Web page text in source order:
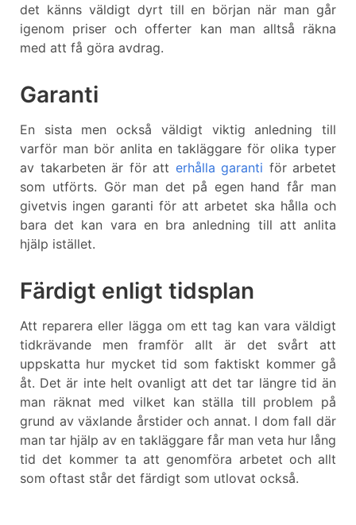
det känns väldigt dyrt till en början när man går
igenom priser och offerter kan man alltså räkna
med att få göra avdrag.
Garanti
En sista men också väldigt viktig anledning till
varför man bör anlita en takläggare för olika typer
av takarbeten är för att erhålla garanti för arbetet
som utförts. Gör man det på egen hand får man
givetvis ingen garanti för att arbetet ska hålla och
bara det kan vara en bra anledning till att anlita
hjälp istället.
Färdigt enligt tidsplan
Att reparera eller lägga om ett tag kan vara väldigt
tidkrävande men framför allt är det svårt att
uppskatta hur mycket tid som faktiskt kommer gå
åt. Det är inte helt ovanligt att det tar längre tid än
man räknat med vilket kan ställa till problem på
grund av växlande årstider och annat. I dom fall där
man tar hjälp av en takläggare får man veta hur lång
tid det kommer ta att genomföra arbetet och allt
som oftast står det färdigt som utlovat också.